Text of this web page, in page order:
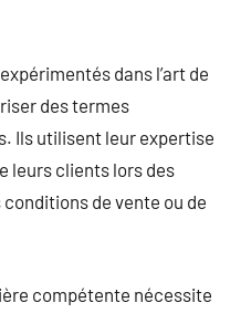
dans l’art de
des termes
Ils utilisent leur expertise
leurs clients lors des
de vente ou de
compétente nécessite